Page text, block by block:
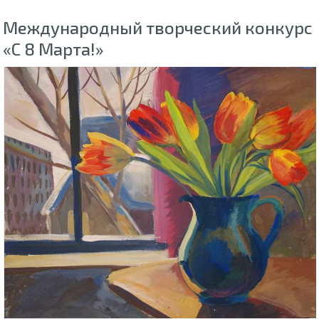
Международный творческий конкурс
«С 8 Марта!»